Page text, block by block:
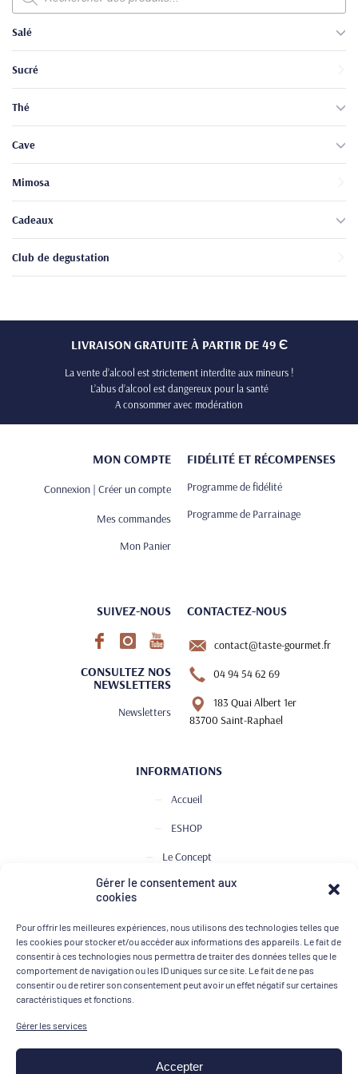
Gérer le consentement aux
cookies
Pour offrir les meilleures expériences, nous utilisons des technologies telles que
les cookies pour stocker et/ou accéder aux informations des appareils. Le fait de
consentir à ces technologies nous permettra de traiter des données telles que le
comportement de navigation ou les ID uniques sur ce site. Le fait de ne pas
consentir ou de retirer son consentement peut avoir un effet négatif sur certaines
caractéristiques et fonctions.
Gérer les services
Accepter
produits
Salé
Sucré
Thé
Cave
Mimosa
Cadeaux
Club de degustation
LIVRAISON GRATUITE À PARTIR DE 49 Є
La vente d’alcool est strictement interdite aux mineurs !
L’abus d’alcool est dangereux pour la santé
A consommer avec modération
MON COMPTE
Connexion | Créer un compte
Mes commandes
Mon Panier
FIDÉLITÉ ET RÉCOMPENSES
Programme de fidélité
Programme de Parrainage
SUIVEZ-NOUS
CONSULTEZ NOS
NEWSLETTERS
Newsletters
CONTACTEZ-NOUS
contact@taste-gourmet.fr
04 94 54 62 69
183 Quai Albert 1er
83700 Saint-Raphael
INFORMATIONS
Accueil
ESHOP
Le Concept
Club de Dégustation
Contact
MOYENS DE PAIEMENT